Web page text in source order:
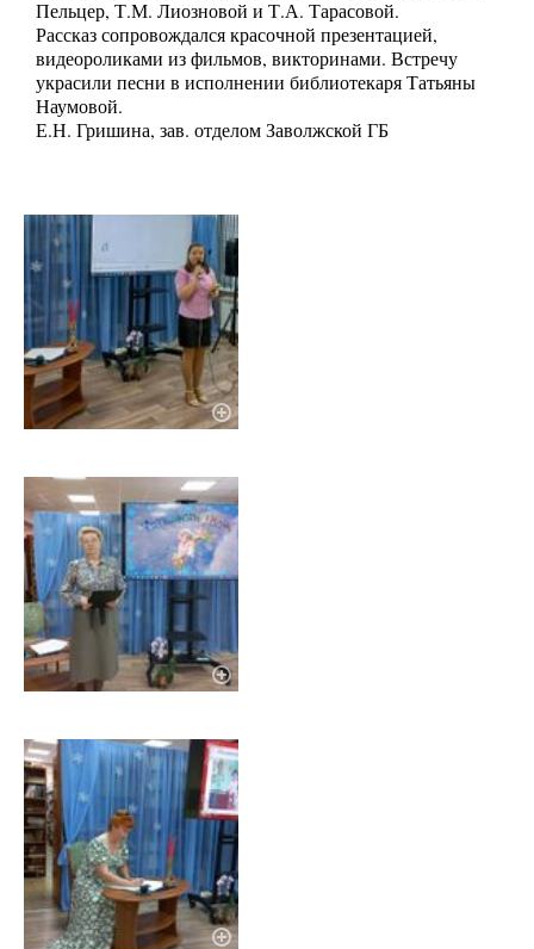
Пельцер, Т.М. Лиозновой и Т.А. Тарасовой.
Рассказ сопровождался красочной презентацией,
видеороликами из фильмов, викторинами. Встречу
украсили песни в исполнении библиотекаря Татьяны
Наумовой.
Е.Н. Гришина, зав. отделом Заволжской ГБ